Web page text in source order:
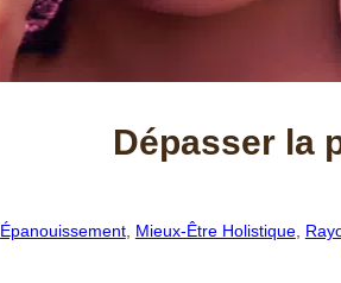
Dépasser la
Épanouissement, Mieux-Être Holistique,